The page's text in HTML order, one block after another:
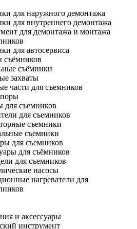
для наружного демонтажа
для внутреннего демонтажа
для демонтажа и монтажа
для автосервиса
съёмников
съёмники
захваты
части для съемников
для съемников
для съемников
съемники
съемники
для съемников
для съёмников
для съемников
насосы
нагреватели для
и аксессуары
инструмент